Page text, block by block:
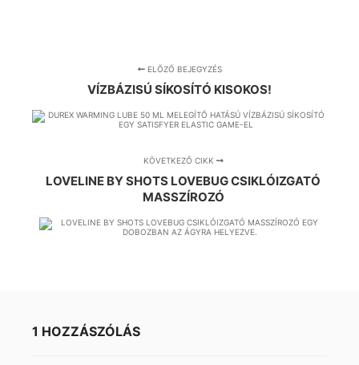
ELŐZŐ BEJEGYZÉS
VÍZBÁZISÚ SÍKOSÍTÓ KISOKOS!
KÖVETKEZŐ CIKK
LOVELINE BY SHOTS LOVEBUG CSIKLÓIZGATÓ
MASSZÍROZÓ
1 HOZZÁSZÓLÁS